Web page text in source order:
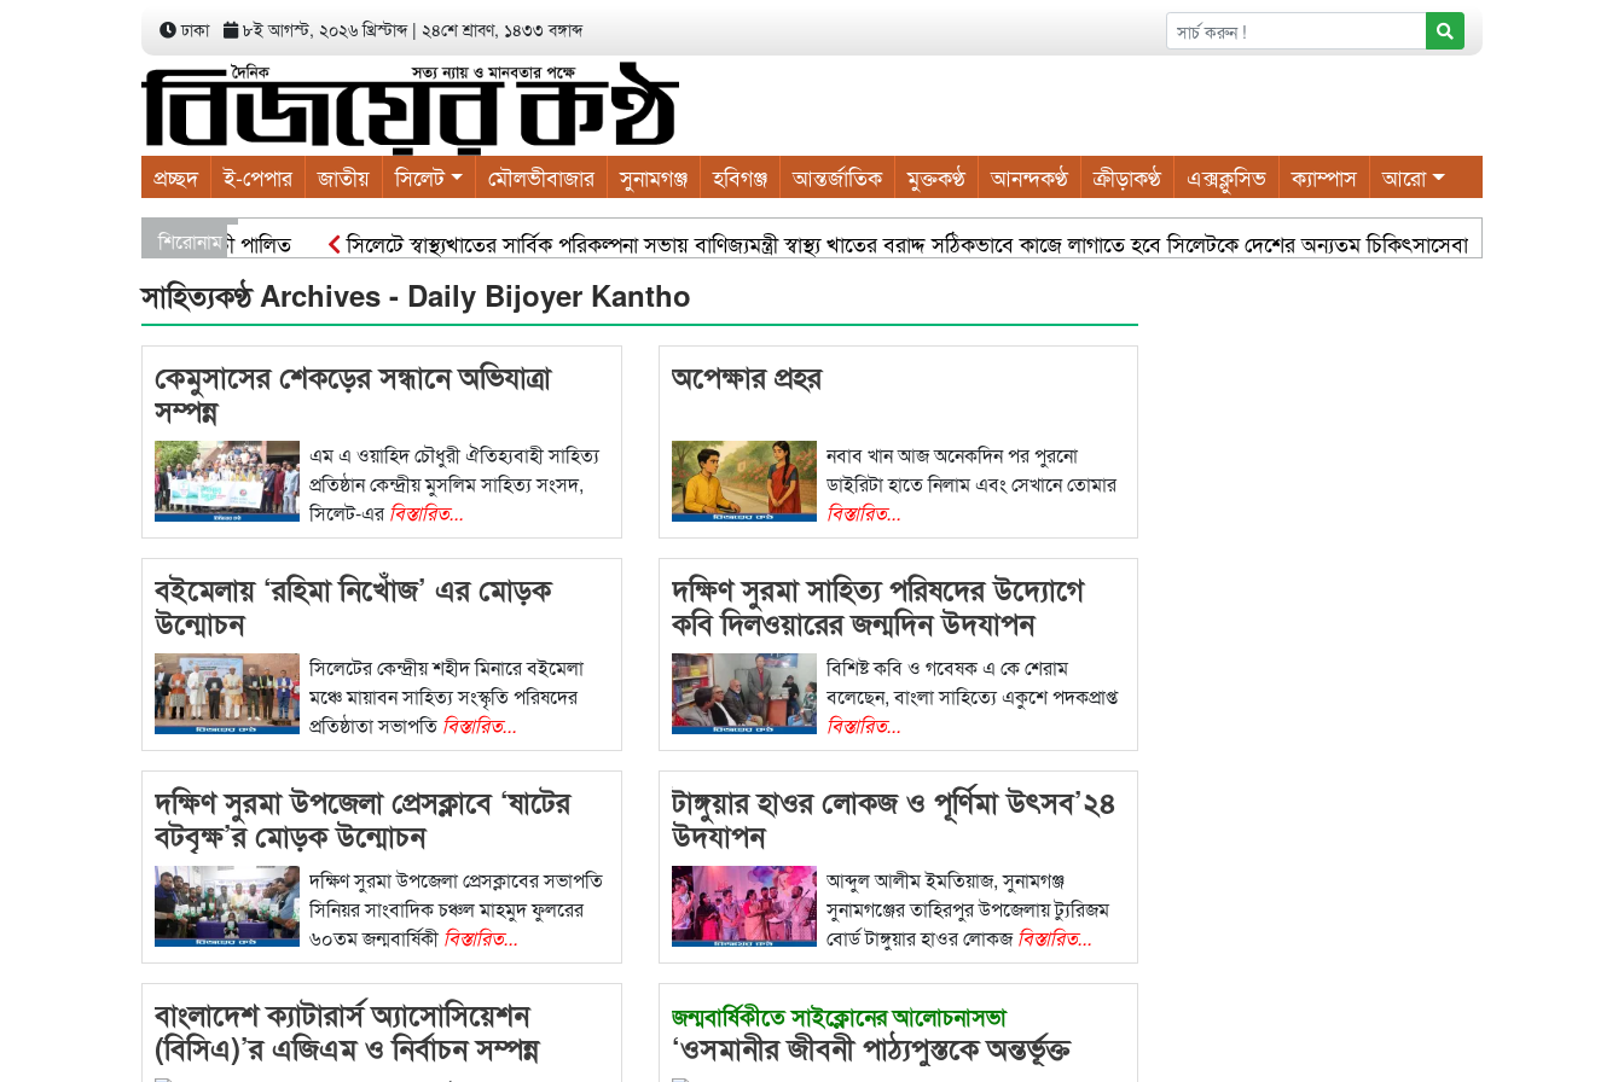
ঢাকা ৮ই আগস্ট, ২০২৬ খ্রিস্টাব্দ| ২৪শে শ্রাবণ, ১৪৩৩ বঙ্গাব্দ
প্রচ্ছদ ই-পেপার জাতীয় সিলেট মৌলভীবাজার সুনামগঞ্জ হবিগঞ্জ আন্তর্জাতিক মুক্তকণ্ঠ আনন্দকণ্ঠ ক্রীড়াকণ্ঠ এক্সক্লুসিভ ক্যাম্পাস আরো
শিরোনাম
বৃক্ষরোপণ কর্মসূচী পালিত
সিলেটে স্বাস্থ্যখাতের সার্বিক পরিকল্পনা সভায় বাণিজ্যমন্ত্রী স্বাস্থ্য খাতের বরাদ্দ সঠিকভাবে কাজে লাগাতে হবে সিলেটকে দেশের অন্যতম চিকিৎসাসেবা কেন্দ্র হিসেবে
নন : স্বরাষ্ট্রমন্ত্রী
সিসিকের পাঁচ ওয়ার্ডে এক হাজার গাছের চারা বিতরণ যার যেখানে খালি জায়গা আছে, গাছ লাগান — আব্দুল কাইয়ুম চৌধুরী
সাহিত্যকণ্ঠ Archives - Daily Bijoyer Kantho
কেমুসাসের শেকড়ের সন্ধানে অভিযাত্রা
সম্পন্ন
এম এ ওয়াহিদ চৌধুরী ঐতিহ্যবাহী সাহিত্য
প্রতিষ্ঠান কেন্দ্রীয় মুসলিম সাহিত্য সংসদ,
সিলেট-এরবিস্তারিত...
অপেক্ষার প্রহর
নবাব খান আজ অনেকদিন পর পুরনো
ডাইরিটা হাতে নিলাম এবং সেখানে তোমার
বিস্তারিত...
বইমেলায় ‘রহিমা নিখোঁজ’ এর মোড়ক
উন্মোচন
সিলেটের কেন্দ্রীয় শহীদ মিনারে বইমেলা
মঞ্চে মায়াবন সাহিত্য সংস্কৃতি পরিষদের
প্রতিষ্ঠাতা সভাপতি বিস্তারিত...
দক্ষিণ সুরমা সাহিত্য পরিষদের উদ্যোগে
কবি দিলওয়ারের জন্মদিন উদযাপন
বিশিষ্ট কবি ও গবেষক এ কে শেরাম
বলেছেন, বাংলা সাহিত্যে একুশে পদকপ্রাপ্ত
বিস্তারিত...
দক্ষিণ সুরমা উপজেলা প্রেসক্লাবে ‘ষাটের
বটবৃক্ষ’র মোড়ক উন্মোচন
দক্ষিণ সুরমা উপজেলা প্রেসক্লাবের সভাপতি
সিনিয়র সাংবাদিক চঞ্চল মাহমুদ ফুলরের
৬০তম জন্মবার্ষিকী বিস্তারিত...
টাঙ্গুয়ার হাওর লোকজ ও পূর্ণিমা উৎসব’২৪
উদযাপন
আব্দুল আলীম ইমতিয়াজ, সুনামগঞ্জ
সুনামগঞ্জের তাহিরপুর উপজেলায় ট্যুরিজম
বোর্ড টাঙ্গুয়ার হাওর লোকজবিস্তারিত...
বাংলাদেশ ক্যাটারার্স অ্যাসোসিয়েশন
(বিসিএ)’র এজিএম ও নির্বাচন সম্পন্ন
জন্মবার্ষিকীতে সাইক্লোনের আলোচনাসভা
‘ওসমানীর জীবনী পাঠ্যপুস্তকে অন্তর্ভূক্ত